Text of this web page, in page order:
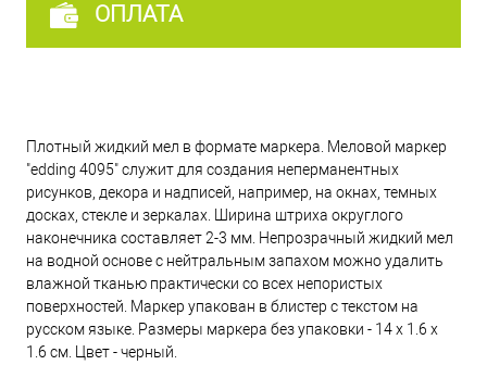
ОПЛАТА
Плотный жидкий мел в формате маркера. Меловой маркер
"edding 4095" служит для создания неперманентных
рисунков, декора и надписей, например, на окнах, темных
досках, стекле и зеркалах. Ширина штриха округлого
наконечника составляет 2-3 мм. Непрозрачный жидкий мел
на водной основе с нейтральным запахом можно удалить
влажной тканью практически со всех непористых
поверхностей. Маркер упакован в блистер с текстом на
русском языке. Размеры маркера без упаковки - 14 x 1.6 x
1.6 см. Цвет - черный.